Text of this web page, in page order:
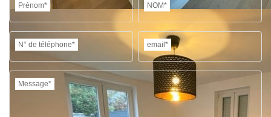
Prénom* NOM*
N° de téléphone* email*
Message*